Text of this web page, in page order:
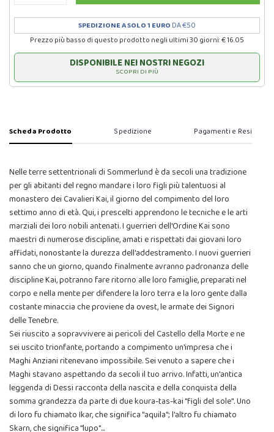
SPEDIZIONE A SOLO 1 EURO DA €50
Prezzo più basso di questo prodotto negli ultimi 30 giorni: € 16.05
DISPONIBILE NEI NOSTRI NEGOZI
SCOPRI DI PIÙ
Scheda Prodotto Spedizione Pagamenti e Resi
Nelle terre settentrionali di Sommerlund è da secoli una tradizione
per gli abitanti del regno mandare i loro figli più talentuosi al
monastero dei Cavalieri Kai, il giorno del compimento del loro
settimo anno di età. Qui, i prescelti apprendono le tecniche e le arti
marziali dei loro nobili antenati. I guerrieri dell'Ordine Kai sono
maestri di numerose discipline, amati e rispettati dai giovani loro
affidati, nonostante la durezza dell'addestramento. I nuovi guerrieri
sanno che un giorno, quando finalmente avranno padronanza delle
discipline Kai, potranno fare ritorno alle loro famiglie, preparati nel
corpo e nella mente per difendere la loro terra e la loro gente dalla
costante minaccia che proviene da ovest, le armate dei Signori
delle Tenebre.
Sei riuscito a sopravvivere ai pericoli del Castello della Morte e ne
sei uscito trionfante, portando a compimento un'impresa che i
Maghi Anziani ritenevano impossibile. Sei venuto a sapere che i
Maghi stavano aspettando da secoli il tuo arrivo. Infatti, un'antica
leggenda di Dessi racconta della nascita e della conquista della
somma grandezza da parte di due koura-tas-kai "figli del sole". Uno
di loro fu chiamato Ikar, che significa "aquila"; l'altro fu chiamato
Skarn, che significa "lupo"...